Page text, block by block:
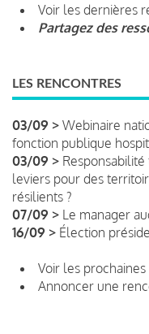
Voir les dernières
Partagez des
LES RENCONTRES
03/09 > Webinaire
fonction publique
03/09 >
leviers pour des
résilients ?
07/09 > Le manager
16/09 > Élection
Voir les
Annoncer une